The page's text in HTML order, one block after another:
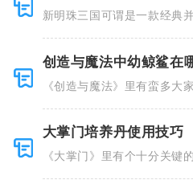
新明珠三国可谓是一款经典
创造与魔法中幼鲸鲨在
《创造与魔法》里有蛮多大
大掌门培养丹使用技巧
《大掌门》里有个十分关